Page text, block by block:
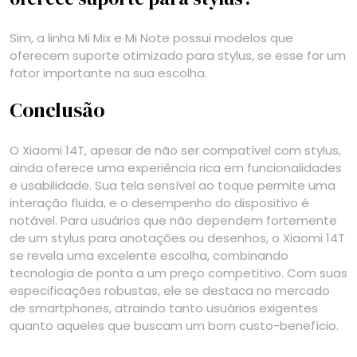
Sim, a linha Mi Mix e Mi Note possui modelos que
oferecem suporte otimizado para stylus, se esse for um
fator importante na sua escolha.
Conclusão
O Xiaomi 14T, apesar de não ser compatível com stylus,
ainda oferece uma experiência rica em funcionalidades
e usabilidade. Sua tela sensível ao toque permite uma
interação fluida, e o desempenho do dispositivo é
notável. Para usuários que não dependem fortemente
de um stylus para anotações ou desenhos, o Xiaomi 14T
se revela uma excelente escolha, combinando
tecnologia de ponta a um preço competitivo. Com suas
especificações robustas, ele se destaca no mercado
de smartphones, atraindo tanto usuários exigentes
quanto aqueles que buscam um bom custo-benefício.